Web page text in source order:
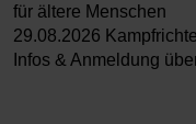
für ältere Menschen
29.08.2026
Infos & Anmeldung